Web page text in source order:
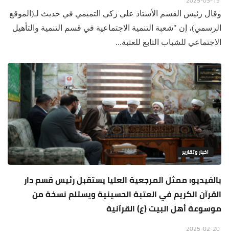
وقال رئيس القسم الأستاذ علي زكي التميمي في حديث لـ(الموقع
الرسمي)، إن "شعبة التنمية الاجتماعية في قسم التنمية والتأهيل
الاجتماعي للشباب التابع للعتبة...
اخبار وتقارير
بالفيديو: ممثل المرجعية العليا يستقبل رئيس قسم دار
القرآن الكريم في العتبة الحسينية ويستلم نسخة من
موسوعة أهل البيت (ع) القرآنية